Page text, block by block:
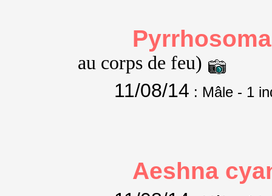
au corps de feu)
11/08/14 : Mâle - 1
Aeshna